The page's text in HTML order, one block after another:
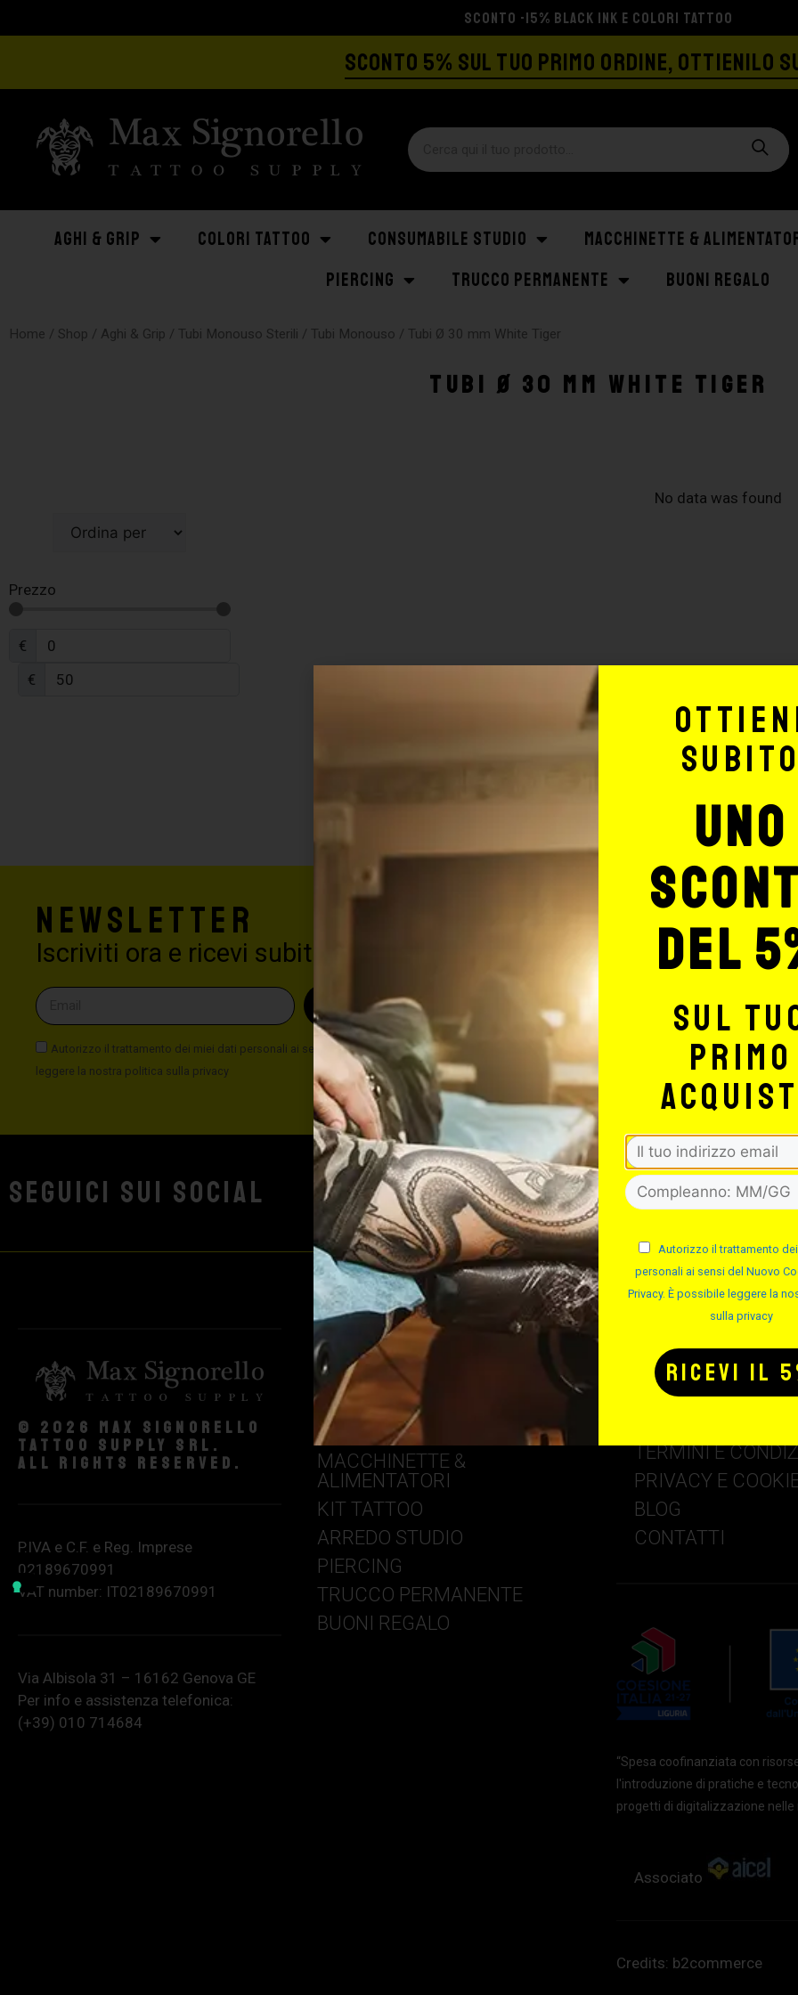
SCONTO -15% BLACK INK E COLORI TATTOO
SCONTO 5% SUL TUO PRIMO ORDINE, OTTIENILO
AGHI & GRIP COLORI TATTOO CONSUMABILE STUDIO
MACCHINETTE &
PIERCING
TRUCCO PERMANENTE BUONI REGALO
Home / Shop / Aghi & Grip / Tubi Monouso Sterili / Tubi Monouso / Tubi Ø 30 mm White Tiger
Tubi Ø 30 mm White Tiger
Prezzo
€
€
No data was found
Newsletter
Iscriviti ora e ricevi subito il 5% di sconto!
Autorizzo il trattamento dei miei dati personali ai sensi del Nuovo Codice della Privacy. È possibile
leggere la nostra politica sulla privacy
INVIA
Seguici sui social
© 2026 Max Signorello
Tattoo supply srl.
All rights reserved.
P.IVA e C.F. e Reg. Imprese
02189670991
VAT number: IT02189670991
Via Albisola 31 – 16162 Genova GE
Per info e assistenza telefonica:
(+39) 010 714684
AGHI & GRIP
COLORI TATTOO
CONSUMABILE STUDIO
MACCHINETTE &
ALIMENTATORI
KIT TATTOO
ARREDO STUDIO
PIERCING
TRUCCO PERMANENTE
BUONI REGALO
FAQ – DOMANDE
FREQUENTI
TERMINI E
PRIVACY E
BLOG
CONTATTI
“Spesa coofinanziata con
l'introduzione di pratiche e
progetti di digitalizzazione nelle
Associato
Credits: b2commerce
uno
del
sul
primo
Autorizzo il trattamento
personali ai sensi del Nuovo
Privacy. È possibile leggere la
sulla privacy